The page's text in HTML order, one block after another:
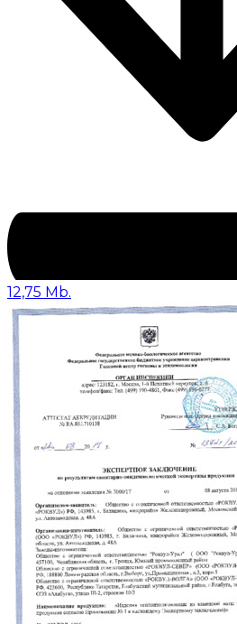
12,75 Mb.